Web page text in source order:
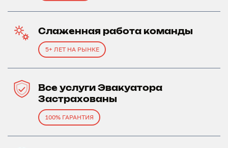
Слаженная работа команды
5+ ЛЕТ НА РЫНКЕ
Все услуги Эвакуатора
Застрахованы
100% ГАРАНТИЯ